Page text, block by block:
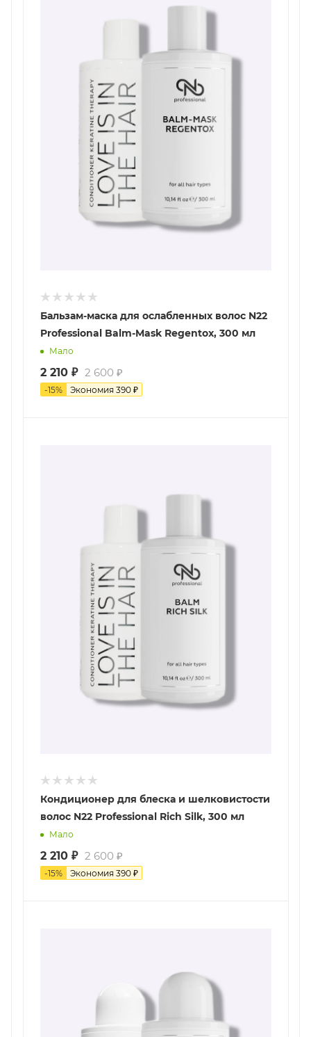
Бальзам-маска для ослабленных волос N22
Professional Balm-Mask Regentox, 300 мл
Мало
2 210 ₽ 2 600 ₽
-15% Экономия 390 ₽
Кондиционер для блеска и шелковистости
волос N22 Professional Rich Silk, 300 мл
Мало
2 210 ₽ 2 600 ₽
-15% Экономия 390 ₽